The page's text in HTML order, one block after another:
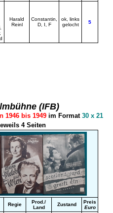
Harald
Reinl
Constantin,
D, I, F
ok, links
gelocht
5
(IFB)
1946 bis 1949im Format 30 x 21
4 Seiten
Regie
Prod./
Land
Zustand
Preis
Euro